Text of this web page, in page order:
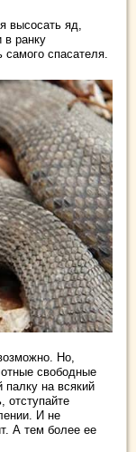
высосать яд,
в ранку
самого спасателя.
Но,
свободные
палку на всякий
отступайте
И не
А тем более ее